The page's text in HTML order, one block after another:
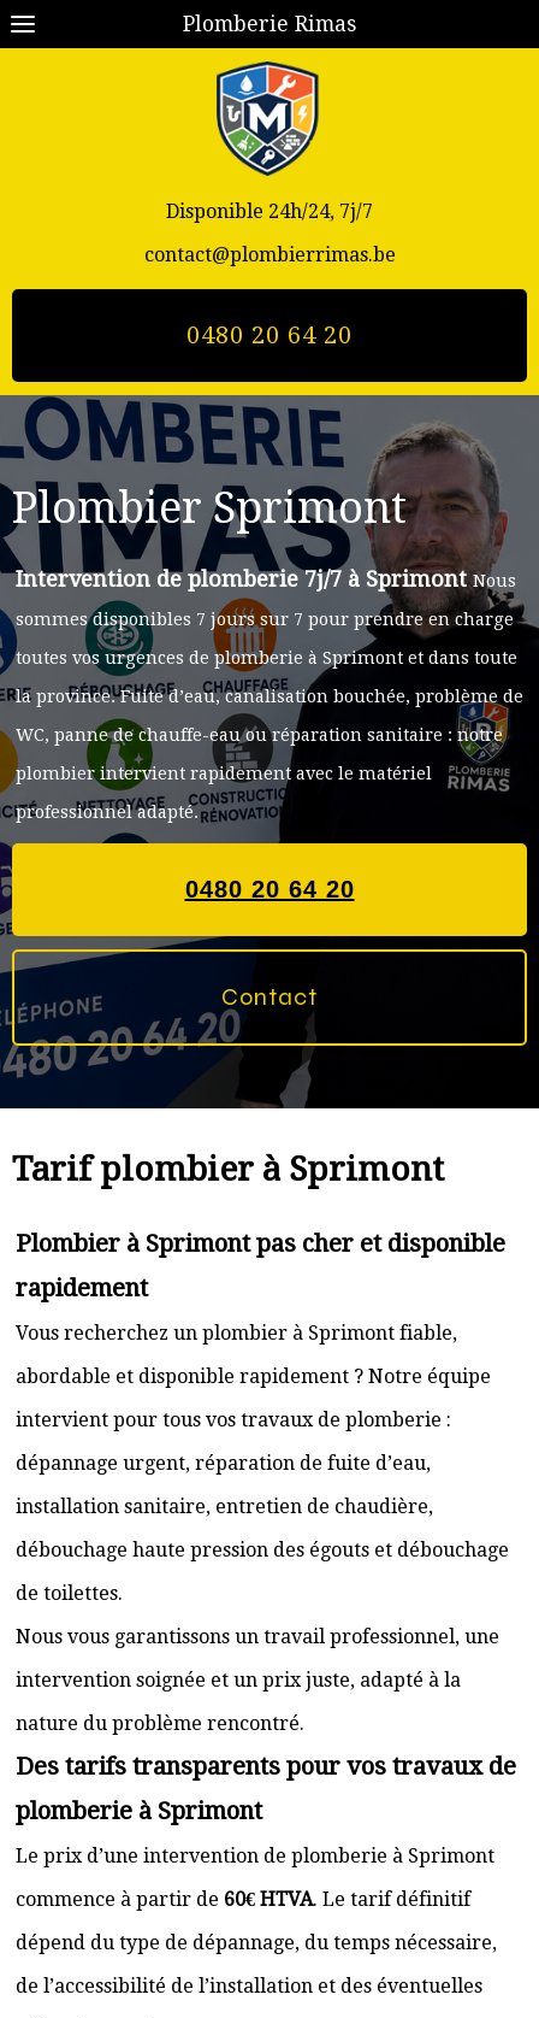
Plomberie Rimas
Disponible 24h/24, 7j/7
contact@plombierrimas.be
0480 20 64 20
Plombier Sprimont
Intervention de plomberie 7j/7 à Sprimont Nous
sommes disponibles 7 jours sur 7 pour prendre en charge
toutes vos urgences de plomberie à Sprimont et dans toute
la province. Fuite d’eau, canalisation bouchée, problème de
WC, panne de chauffe-eau ou réparation sanitaire : notre
plombier intervient rapidement avec le matériel
professionnel adapté.
0480 20 64 20
Contact
Tarif plombier à Sprimont
Plombier à Sprimont pas cher et disponible
rapidement
Vous recherchez un plombier à Sprimont fiable,
abordable et disponible rapidement ? Notre équipe
intervient pour tous vos travaux de plomberie :
dépannage urgent, réparation de fuite d’eau,
installation sanitaire, entretien de chaudière,
débouchage haute pression des égouts et débouchage
de toilettes.
Nous vous garantissons un travail professionnel, une
intervention soignée et un prix juste, adapté à la
nature du problème rencontré.
Des tarifs transparents pour vos travaux de
plomberie à Sprimont
Le prix d’une intervention de plomberie à Sprimont
commence à partir de 60€ HTVA. Le tarif définitif
dépend du type de dépannage, du temps nécessaire,
de l’accessibilité de l’installation et des éventuelles